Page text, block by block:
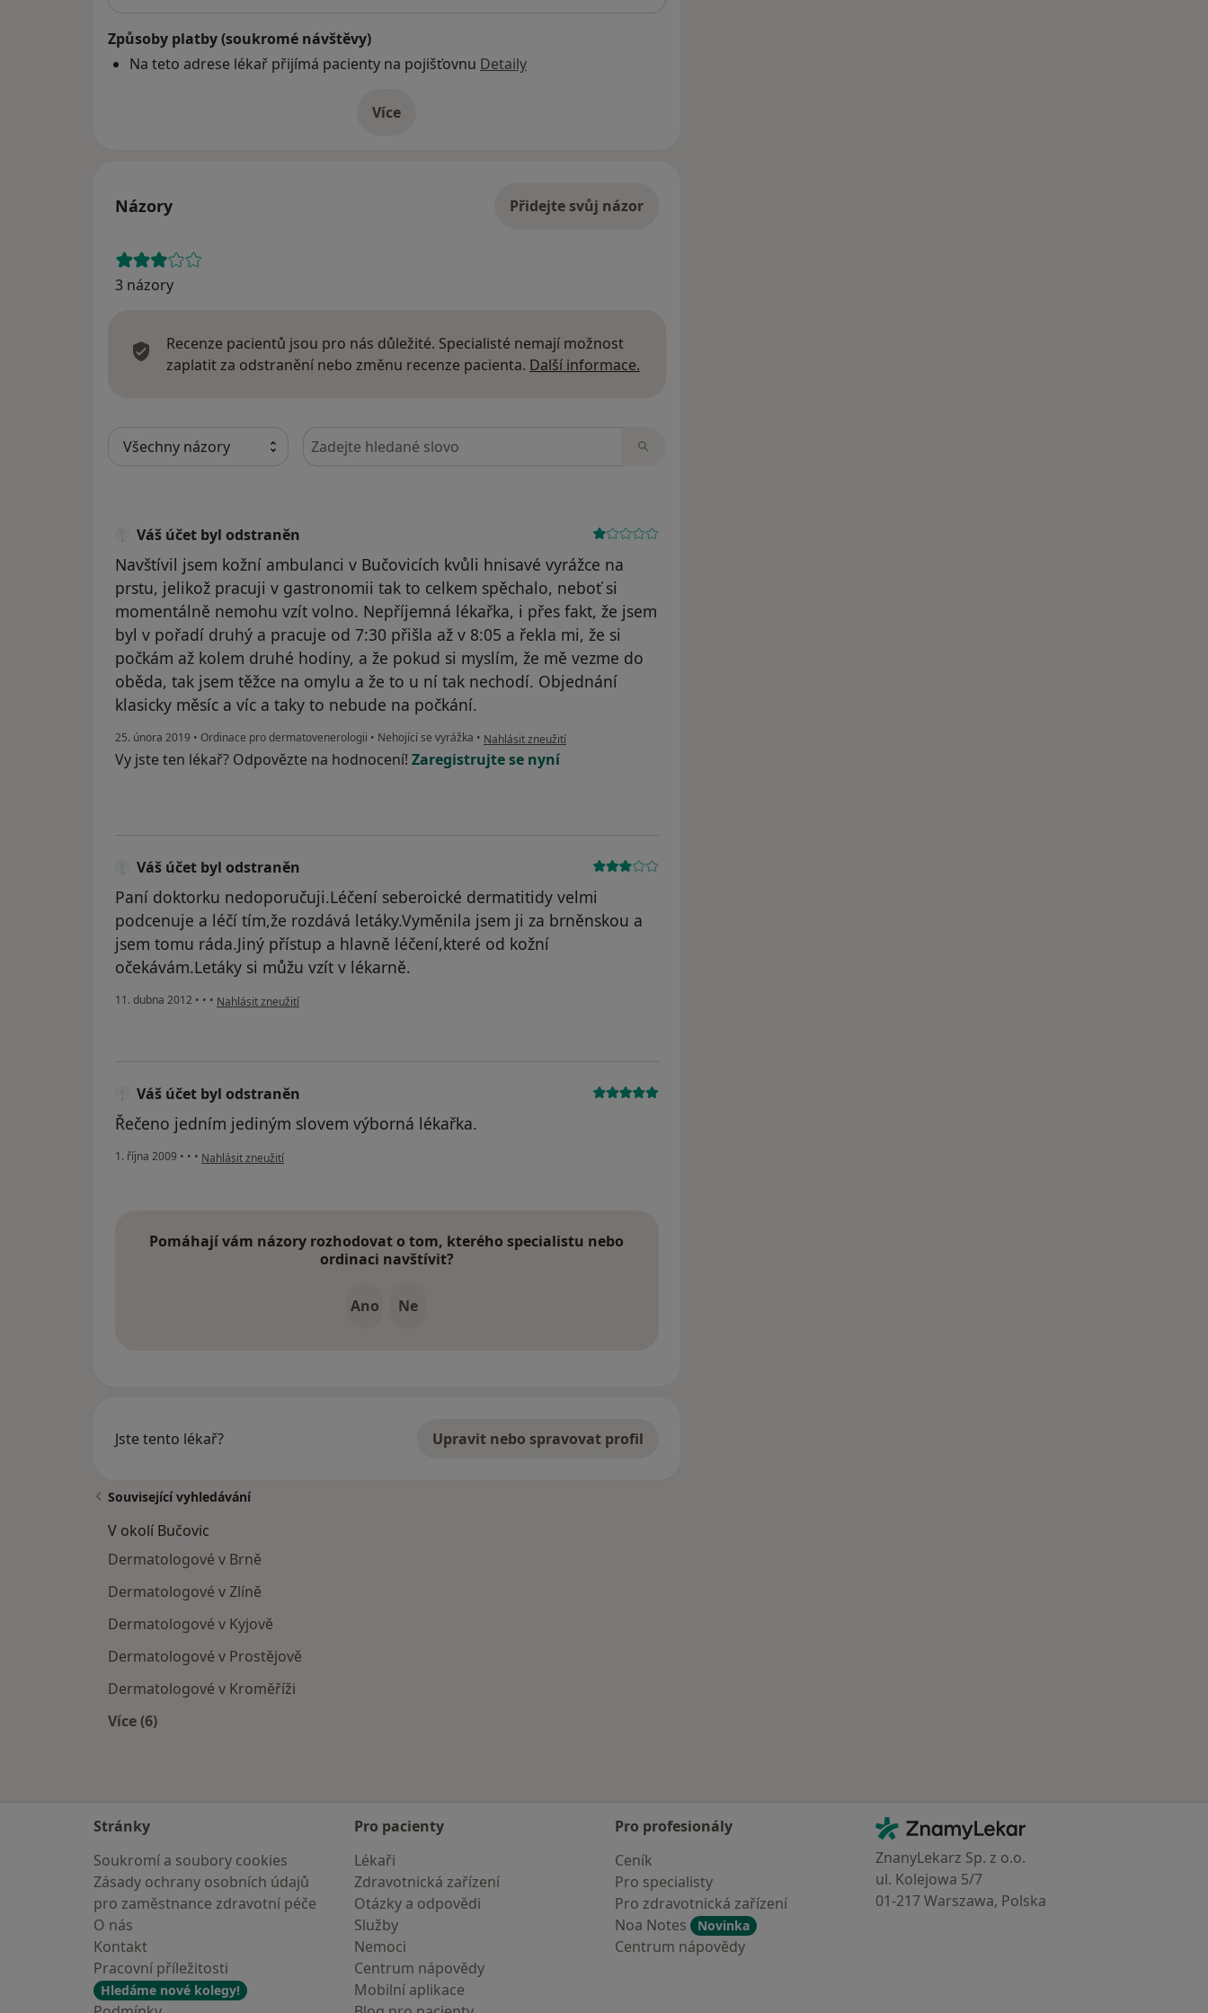
Způsoby platby (soukromé návštěvy)
Na teto adrese lékař přijímá pacienty na pojišťovnu Detaily
Víceo adrese
Názory Přidejte svůj názor
3 názory
Recenze pacientů jsou pro nás důležité. Specialisté nemají možnost
zaplatit za odstranění nebo změnu recenze pacienta. Další informace.
Hledejte v názorech
Váš účet byl odstraněn
Navštívil jsem kožní ambulanci v Bučovicích kvůli hnisavé vyrážce na
prstu, jelikož pracuji v gastronomii tak to celkem spěchalo, neboť si
momentálně nemohu vzít volno. Nepříjemná lékařka, i přes fakt, že jsem
byl v pořadí druhý a pracuje od 7:30 přišla až v 8:05 a řekla mi, že si
počkám až kolem druhé hodiny, a že pokud si myslím, že mě vezme do
oběda, tak jsem těžce na omylu a že to u ní tak nechodí. Objednání
klasicky měsíc a víc a taky to nebude na počkání.
25. února 2019 • Ordinace pro dermatovenerologii • Nehojící se vyrážka • podle názoru uživatele Váš účet byl odstraněn
Nahlásit zneužití
Vy jste ten lékař? Odpovězte na hodnocení! Zaregistrujte se nyní
Váš účet byl odstraněn
Paní doktorku nedoporučuji.Léčení seberoické dermatitidy velmi
podcenuje a léčí tím,že rozdává letáky.Vyměnila jsem ji za brněnskou a
jsem tomu ráda.Jiný přístup a hlavně léčení,které od kožní
očekávám.Letáky si můžu vzít v lékarně.
11. dubna 2012 • • • podle názoru uživatele Váš účet byl odstraněn
Nahlásit zneužití
Váš účet byl odstraněn
Řečeno jedním jediným slovem výborná lékařka.
1. října 2009 • • • podle názoru uživatele Váš účet byl odstraněn
Nahlásit zneužití
Pomáhají vám názory rozhodovat o tom, kterého specialistu nebo
ordinaci navštívit?
Ano Ne
Jste tento lékař? Upravit nebo spravovat profil
Související vyhledávání
V okolí Bučovic
Dermatologové v Brně
Dermatologové v Zlíně
Dermatologové v Kyjově
Dermatologové v Prostějově
Dermatologové v Kroměříži
Více (6)
Stránky
Soukromí a soubory cookies
Zásady ochrany osobních údajů
pro zaměstnance zdravotní péče
O nás
Kontakt
Pracovní příležitosti
Hledáme nové kolegy!
Pro pacienty
Lékaři
Zdravotnická zařízení
Otázky a odpovědi
Služby
Nemoci
Centrum nápovědy
Mobilní aplikace
Pro profesionály
Ceník
Pro specialisty
Pro zdravotnická zařízení
Noa Notes
Novinka
Centrum nápovědy
Kontakt
ZnamyLekar - Hlavní stránka
ZnanyLekarz Sp. z o.o.
ul. Kolejowa 5/7
01-217 Warszawa, Polska